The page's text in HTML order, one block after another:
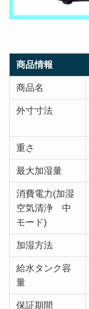
商品情報
商品名
外寸寸法
重さ
最大加湿量
消費電力(加湿
空気清浄 中
モード)
加湿方法
給水タンク容
量
保証期間